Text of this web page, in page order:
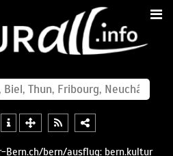
bern/ausflug: bern.kultur